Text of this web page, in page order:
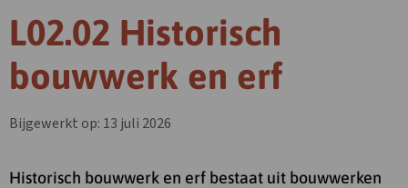
L02.02 Historisch
bouwwerk en erf
Bijgewerkt op: 13 juli 2026
Historisch bouwwerk en erf bestaat uit bouwwerken